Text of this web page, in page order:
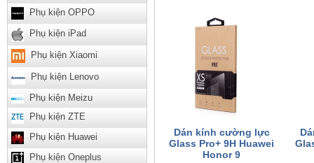
Phụ kiện OPPO
Phụ kiện iPad
Phụ kiện Xiaomi
Phụ kiện Lenovo
Phụ kiện Meizu
Phụ kiện ZTE
Phụ kiện Huawei
Phụ kiện Oneplus
Dán kính cường lực
Glass Pro+ 9H Huawei
Honor 9